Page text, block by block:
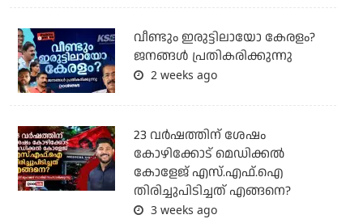
വീണ്ടും ഇരുട്ടിലായോ കേരളം?
ജനങ്ങൾ പ്രതികരിക്കുന്നു
2 weeks ago
23 വർഷത്തിന് ശേഷം
കോഴിക്കോട് മെഡിക്കൽ
കോളേജ് എസ്.എഫ്.ഐ
തിരിച്ചുപിടിച്ചത് എങ്ങനെ?
3 weeks ago